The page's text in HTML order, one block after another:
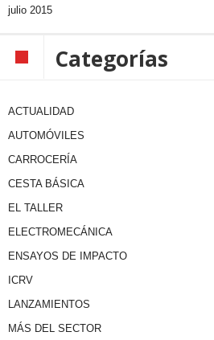
julio 2015
Categorías
ACTUALIDAD
AUTOMÓVILES
CARROCERÍA
CESTA BÁSICA
EL TALLER
ELECTROMECÁNICA
ENSAYOS DE IMPACTO
ICRV
LANZAMIENTOS
MÁS DEL SECTOR